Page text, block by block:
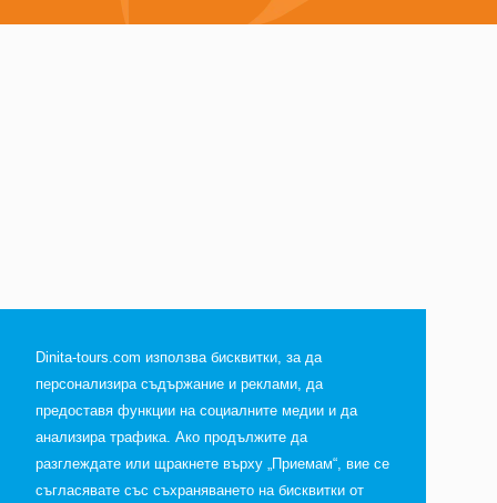
Dinita-tours.com използва бисквитки, за да
персонализира съдържание и реклами, да
предоставя функции на социалните медии и да
анализира трафика. Ако продължите да
разглеждате или щракнете върху „Приемам“, вие се
съгласявате със съхраняването на бисквитки от